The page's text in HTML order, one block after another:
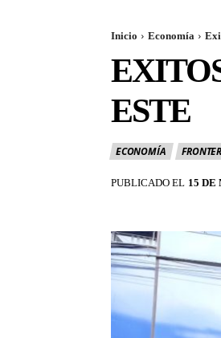
Inicio Economía
ESTE
ECONOMÍA
PUBLICADO EL 15 DE